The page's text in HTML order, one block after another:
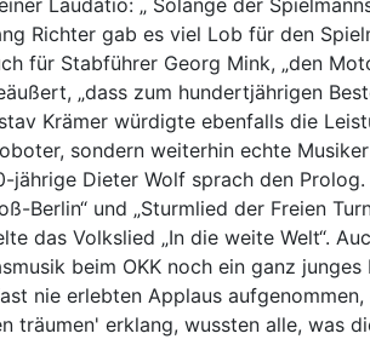
Richter gab es viel Lob für den
für Stabführer Georg Mink, „den
„dass zum hundertjährigen
Krämer würdigte ebenfalls die
sondern weiterhin echte
jährige Dieter Wolf sprach den
Berlin“ und „Sturmlied der Freien
das Volkslied „In die weite Welt“.
beim OKK noch ein ganz
nie erlebten Applaus aufgenommen,
träumen' erklang, wussten alle, was